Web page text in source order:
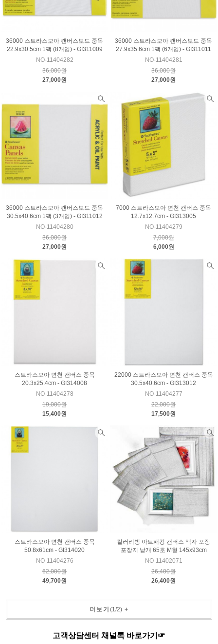
36000 스트라스모아 캔버스보드 중목
22.9x30.5cm 1팩 (8개입) - GI311009
NO-11404282
36,000원
27,000원
36000 스트라스모아 캔버스보드 중목
27.9x35.6cm 1팩 (6개입) - GI311011
NO-11404281
36,000원
27,000원
36000 스트라스모아 캔버스보드 중목
30.5x40.6cm 1팩 (3개입) - GI311012
NO-11404280
36,000원
27,000원
7000 스트라스모아 면천 캔버스 중목
12.7x12.7cm - GI313005
NO-11404279
7,000원
6,000원
스트라스모아 면천 캔버스 중목
20.3x25.4cm - GI314008
NO-11404278
19,000원
15,400원
22000 스트라스모아 면천 캔버스 중목
30.5x40.6cm - GI313012
NO-11404277
22,000원
17,500원
스트라스모아 면천 캔버스 중목
50.8x61cm - GI314020
NO-11404276
62,000원
49,700원
컬러리빙 아트패킹 캔버스 액자 포장
포장지 낱개 65호 M형 145x93cm
NO-11402071
26,400원
26,400원
더보기 (1/2)+
고객상담센터 채널톡 바로가기☞